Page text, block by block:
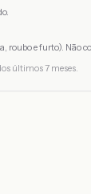
roubo e furto). Não
últimos 7 meses.